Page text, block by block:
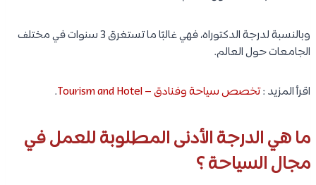
وبالنسبة لدرجة الدكتوراه، فهي غالبًا ما تستغرق 3 سنوات في مختلف
الجامعات حول العالم.
اقرأ المزيد :تخصص سياحة وفنادق – Tourism and Hotel .
ما هي الدرجة الأدنى المطلوبة للعمل في
مجال السياحة ؟